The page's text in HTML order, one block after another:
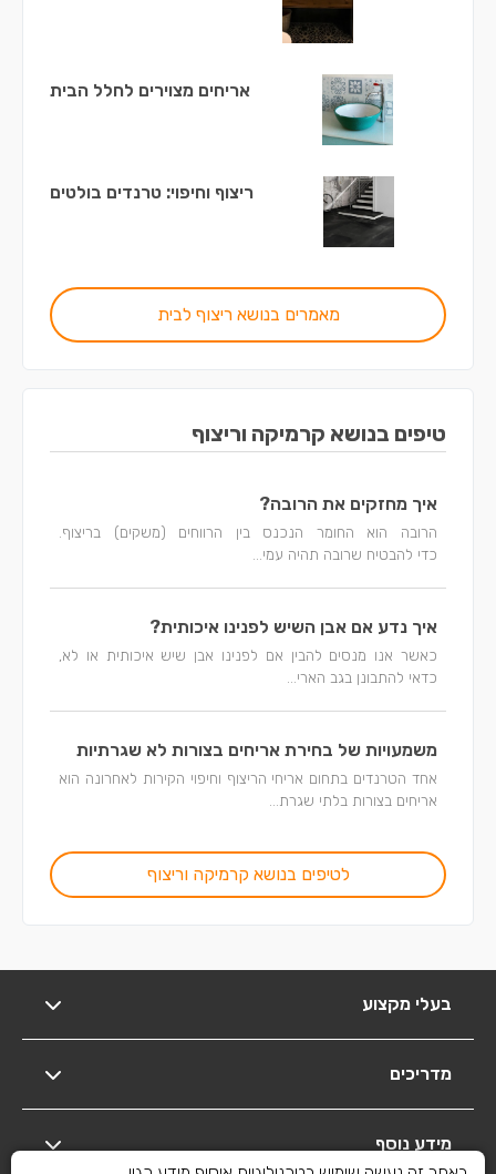
אריחים מצוירים לחלל הבית
ריצוף וחיפוי: טרנדים בולטים
מאמרים בנושא ריצוף לבית
טיפים בנושא קרמיקה וריצוף
איך מחזקים את הרובה?
הרובה הוא החומר הנכנס בין הרווחים (משקים) בריצוף.
כדי להבטיח שרובה תהיה עמי...
איך נדע אם אבן השיש לפנינו איכותית?
כאשר אנו מנסים להבין אם לפנינו אבן שיש איכותית או לא,
כדאי להתבונן בגב הארי...
משמעויות של בחירת אריחים בצורות לא שגרתיות
אחד הטרנדים בתחום אריחי הריצוף וחיפוי הקירות לאחרונה הוא
אריחים בצורות בלתי שגרת...
לטיפים בנושא קרמיקה וריצוף
בעלי מקצוע
מדריכים
מידע נוסף